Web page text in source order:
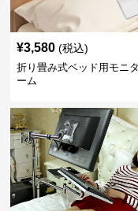
¥3,580 (税込)
折り畳み式ベッド用モニ
ーム